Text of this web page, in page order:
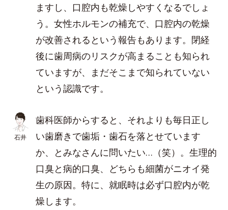
ますし、口腔内も乾燥しやすくなるでしょ
う。女性ホルモンの補充で、口腔内の乾燥
が改善されるという報告もあります。閉経
後に歯周病のリスクが高まることも知られ
ていますが、まだそこまで知られていない
という認識です。
石井
歯科医師からすると、それよりも毎日正し
い歯磨きで歯垢・歯石を落とせています
か、とみなさんに問いたい…（笑）。生理的
口臭と病的口臭、どちらも細菌がニオイ発
生の原因。特に、就眠時は必ず口腔内が乾
燥します。